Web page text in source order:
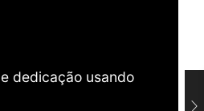
dedicação usando